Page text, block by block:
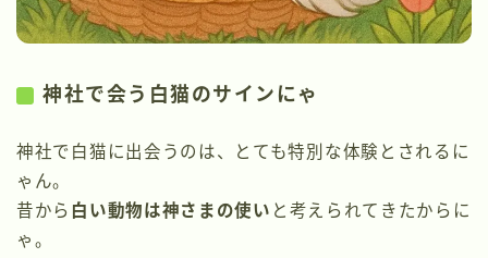
神社で会う白猫のサインにゃ
神社で白猫に出会うのは、とても特別な体験とされるに
ゃん。
昔から 白い動物は神さまの使い と考えられてきたからに
ゃ。